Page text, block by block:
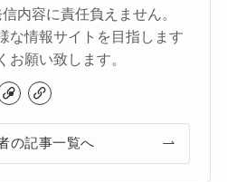
内容に責任負えません。
な情報サイトを目指します
お願い致します。
の記事一覧へ